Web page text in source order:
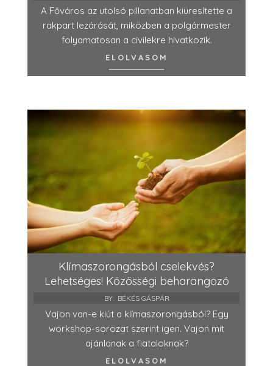
A Főváros az utolsó pillanatban kiüresítette a
rakpart lezárását, miközben a polgármester
folyamatosan a civilekre hivatkozik.
ELOLVASOM
Klímaszorongásból cselekvés?
Lehetséges! Közösségi beharangozó
BY: BÉKÉS GÁSPÁR
Vajon van-e kiút a klímaszorongásból? Egy
workshop-sorozat szerint igen. Vajon mit
ajánlanak a fiataloknak?
ELOLVASOM